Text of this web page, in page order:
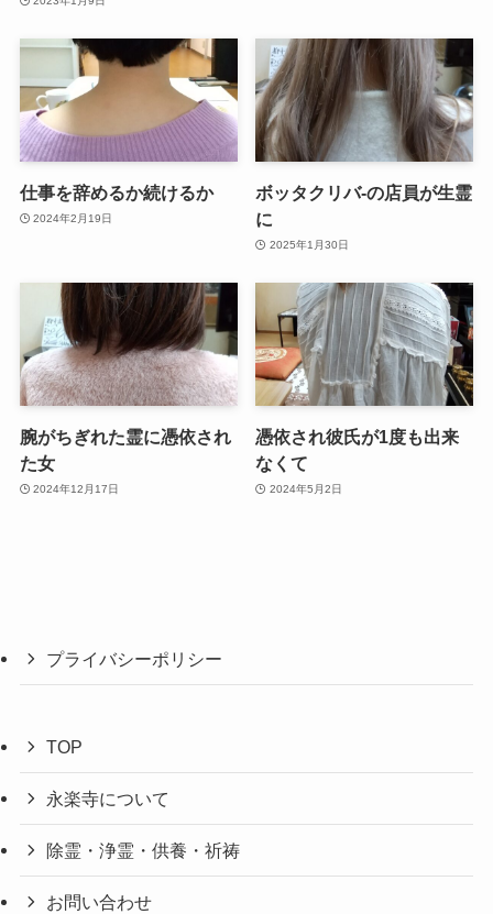
仕事を辞めるか続けるか
2024年2月19日
ボッタクリバ-の店員が生霊
に
2025年1月30日
腕がちぎれた霊に憑依され
た女
2024年12月17日
憑依され彼氏が1度も出来
なくて
2024年5月2日
プライバシーポリシー
TOP
永楽寺について
除霊・浄霊・供養・祈祷
お問い合わせ